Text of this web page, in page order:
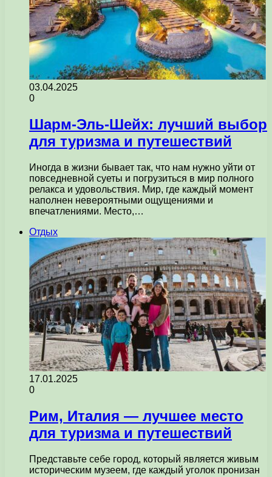
03.04.2025
0
Шарм-Эль-Шейх: лучший выбор
для туризма и путешествий
Иногда в жизни бывает так, что нам нужно уйти от
повседневной суеты и погрузиться в мир полного
релакса и удовольствия. Мир, где каждый момент
наполнен невероятными ощущениями и
впечатлениями. Место,…
Отдых
17.01.2025
0
Рим, Италия — лучшее место
для туризма и путешествий
Представьте себе город, который является живым
историческим музеем, где каждый уголок пронизан